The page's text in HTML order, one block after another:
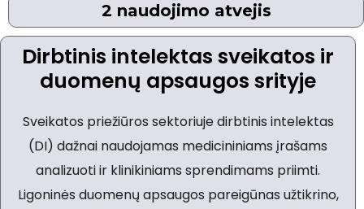
2 naudojimo atvejis
Dirbtinis intelektas sveikatos ir
duomenų apsaugos srityje
Sveikatos priežiūros sektoriuje dirbtinis intelektas
(DI) dažnai naudojamas medicininiams įrašams
analizuoti ir klinikiniams sprendimams priimti.
Ligoninės duomenų apsaugos pareigūnas užtikrino,